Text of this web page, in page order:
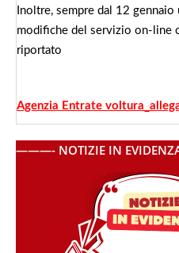
Inoltre, sempre dal 12
modifiche del servizio on-line
riportato
Agenzia Entrate
———- NOTIZIE IN